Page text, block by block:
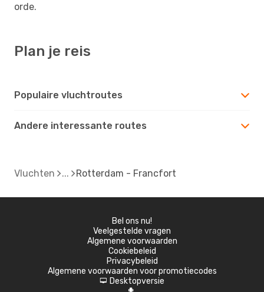
orde.
Plan je reis
Populaire vluchtroutes
Andere interessante routes
Vluchten Rotterdam - Francfort
Bel ons nu!
Veelgestelde vragen
Algemene voorwaarden
Cookiebeleid
Privacybeleid
Algemene voorwaarden voor promotiecodes
d Desktopversie